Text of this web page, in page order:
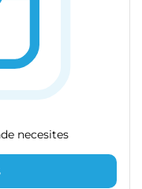
necesites